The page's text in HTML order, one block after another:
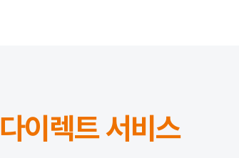
다이렉트 서비스